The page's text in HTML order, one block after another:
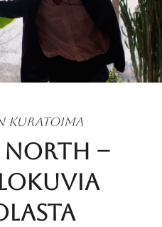
KURATOIMA
North –